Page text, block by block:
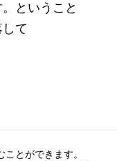
ということ
て
とができます。